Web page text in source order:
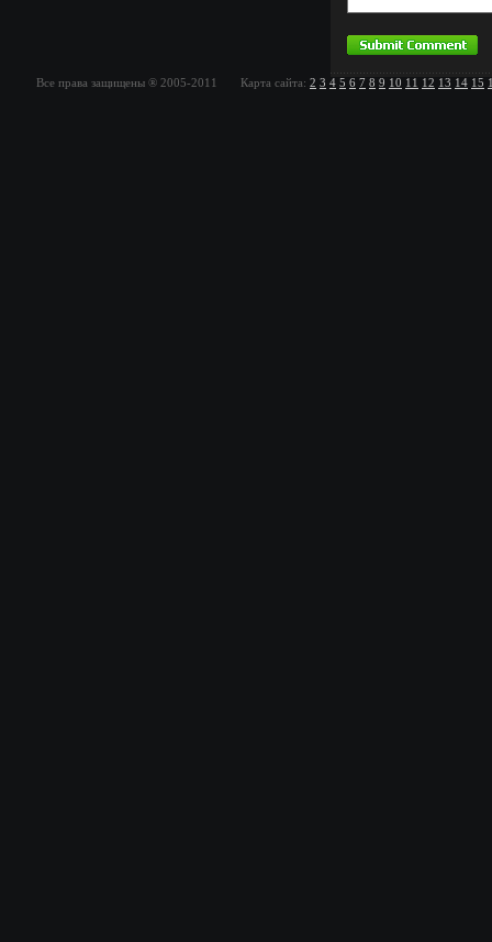
Все права защищены ® 2005-2011 Карта сайта: 2 3 4 5 6 7 8 9 10 11 12 13 14 15